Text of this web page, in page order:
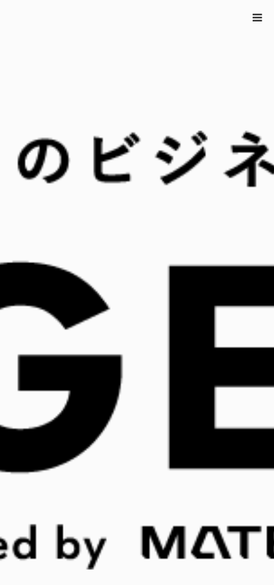
移住先で起業しメディア注目の大人
気商品に！女性社会起業家が実践す
るファンコミュニケーション術
和歌山県の規格外フルーツを使用したおやつ『無添加
こどもグミぃ～。』が、子育てママの間で話題になっ
ています。驚くのは、広告出稿なしでテレビや新聞な
どのメディアに300件以上取り上げられていることで
す。Instagramを活用して認知度を高め、商品発売直
ます。
この人気商品を展開するのが、日本アントレプレナー